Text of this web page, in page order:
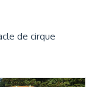
de cirque